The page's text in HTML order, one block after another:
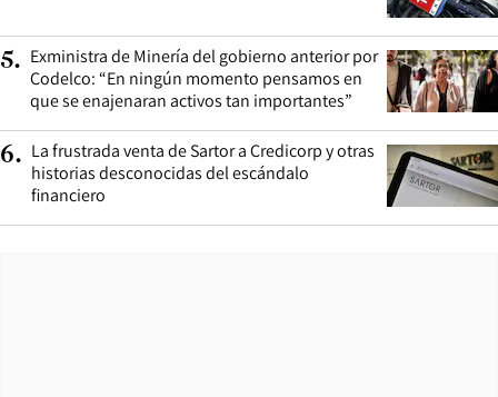
5. Exministra de Minería del gobierno anterior por
Codelco: “En ningún momento pensamos en
que se enajenaran activos tan importantes”
6. La frustrada venta de Sartor a Credicorp y otras
historias desconocidas del escándalo
financiero